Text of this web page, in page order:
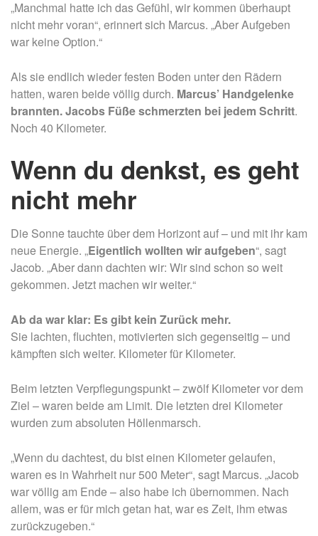
„Manchmal hatte ich das Gefühl, wir kommen überhaupt
nicht mehr voran“, erinnert sich Marcus. „Aber Aufgeben
war keine Option.“
Als sie endlich wieder festen Boden unter den Rädern
hatten, waren beide völlig durch. Marcus’ Handgelenke
brannten. Jacobs Füße schmerzten bei jedem Schritt.
Noch 40 Kilometer.
Wenn du denkst, es geht
nicht mehr
Die Sonne tauchte über dem Horizont auf – und mit ihr kam
neue Energie. „Eigentlich wollten wir aufgeben“, sagt
Jacob. „Aber dann dachten wir: Wir sind schon so weit
gekommen. Jetzt machen wir weiter.“
Ab da war klar: Es gibt kein Zurück mehr.
Sie lachten, fluchten, motivierten sich gegenseitig – und
kämpften sich weiter. Kilometer für Kilometer.
Beim letzten Verpflegungspunkt – zwölf Kilometer vor dem
Ziel – waren beide am Limit. Die letzten drei Kilometer
wurden zum absoluten Höllenmarsch.
„Wenn du dachtest, du bist einen Kilometer gelaufen,
waren es in Wahrheit nur 500 Meter“, sagt Marcus. „Jacob
war völlig am Ende – also habe ich übernommen. Nach
allem, was er für mich getan hat, war es Zeit, ihm etwas
zurückzugeben.“